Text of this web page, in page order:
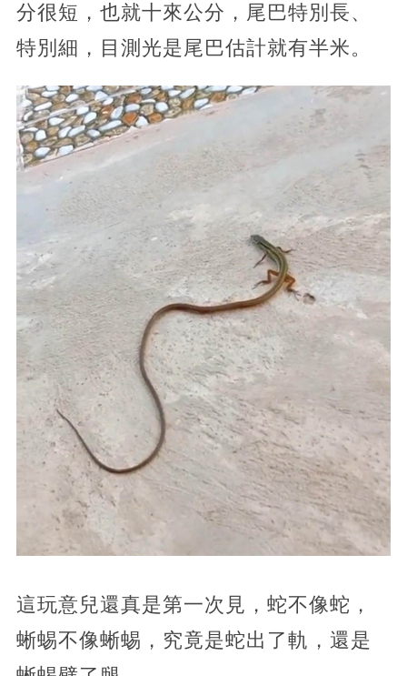
分很短，也就十來公分，尾巴特別長、
特別細，目測光是尾巴估計就有半米。
這玩意兒還真是第一次見，蛇不像蛇，
蜥蜴不像蜥蜴，究竟是蛇出了軌，還是